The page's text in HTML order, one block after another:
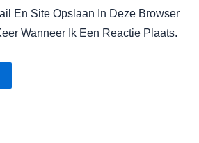
En Site Opslaan In Deze Browser
Wanneer Ik Een Reactie Plaats.